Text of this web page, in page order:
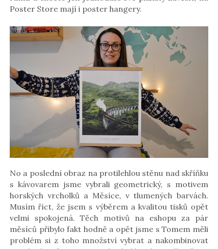
Poster Store mají i poster hangery.
No a poslední obraz na protilehlou stěnu nad skříňku
s kávovarem jsme vybrali geometrický, s motivem
horských vrcholků a Měsíce, v tlumených barvách.
Musím říct, že jsem s výběrem a kvalitou tisků opět
velmi spokojená. Těch motivů na eshopu za pár
měsíců přibylo fakt hodně a opět jsme s Tomem měli
problém si z toho množství vybrat a nakombinovat